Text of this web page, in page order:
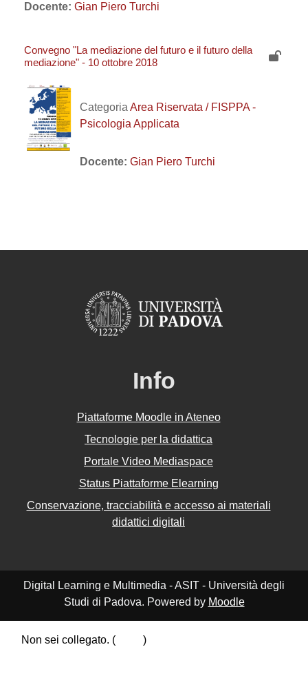
Docente: Gian Piero Turchi
Convegno "La mediazione del futuro e il futuro della
mediazione" - 10 ottobre 2018
Categoria Area Riservata / FISPPA -
Psicologia Applicata
Docente: Gian Piero Turchi
Info
Piattaforme Moodle in Ateneo
Tecnologie per la didattica
Portale Video Mediaspace
Status Piattaforme Elearning
Conservazione, tracciabilità e accesso ai materiali
didattici digitali
Digital Learning e Multimedia - ASIT - Università degli
Studi di Padova. Powered by Moodle
Non sei collegato. (
)